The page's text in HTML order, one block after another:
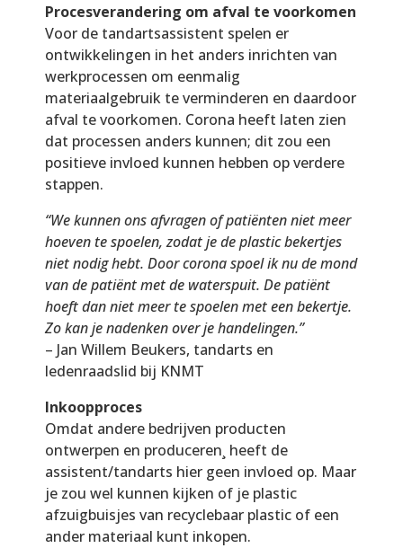
Procesverandering om afval te voorkomen
Voor de tandartsassistent spelen er
ontwikkelingen in het anders inrichten van
werkprocessen om eenmalig
materiaalgebruik te verminderen en daardoor
afval te voorkomen. Corona heeft laten zien
dat processen anders kunnen; dit zou een
positieve invloed kunnen hebben op verdere
stappen.
“We kunnen ons afvragen of patiënten niet meer
hoeven te spoelen, zodat je de plastic bekertjes
niet nodig hebt. Door corona spoel ik nu de mond
van de patiënt met de waterspuit. De patiënt
hoeft dan niet meer te spoelen met een bekertje.
Zo kan je nadenken over je handelingen.”
– Jan Willem Beukers, tandarts en
ledenraadslid bij KNMT
Inkoopproces
Omdat andere bedrijven producten
ontwerpen en produceren¸ heeft de
assistent/tandarts hier geen invloed op. Maar
je zou wel kunnen kijken of je plastic
afzuigbuisjes van recyclebaar plastic of een
ander materiaal kunt inkopen.